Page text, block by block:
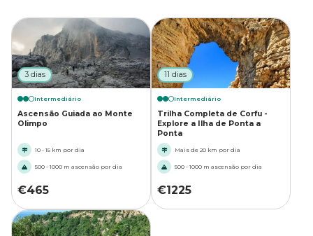
3 dias
Intermediário
Ascensão Guiada ao Monte
Olimpo
10 - 15 km por dia
500 - 1000 m ascensão por dia
€465
11 dias
Intermediário
Trilha Completa de Corfu -
Explore a Ilha de Ponta a
Ponta
Mais de 20 km por dia
500 - 1000 m ascensão por dia
€1225